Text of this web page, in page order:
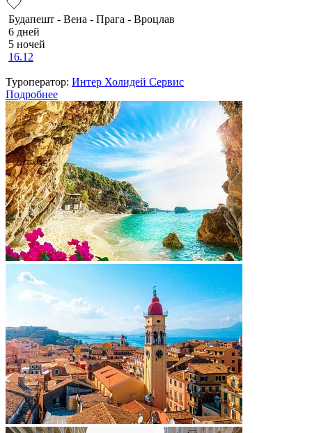
Будапешт - Вена - Прага - Вроцлав
6 дней
5 ночей
16.12
Туроператор: Интер Холидей Сервис
Подробнее